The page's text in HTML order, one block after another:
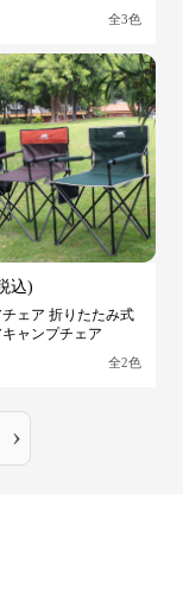
全3色
込)
ェア 折りたたみ式
ャンプチェア
全2色
›